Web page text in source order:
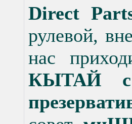
Direct
рулевой,
нас
КЫТАЙ с